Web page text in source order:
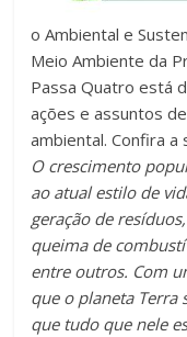
o Ambiental e
Meio Ambiente da
Passa Quatro está
ações e assuntos
ambiental. Confira a
O crescimento
ao atual estilo de
geração de
queima de
entre outros. Com
que o planeta Terra
que tudo que nele